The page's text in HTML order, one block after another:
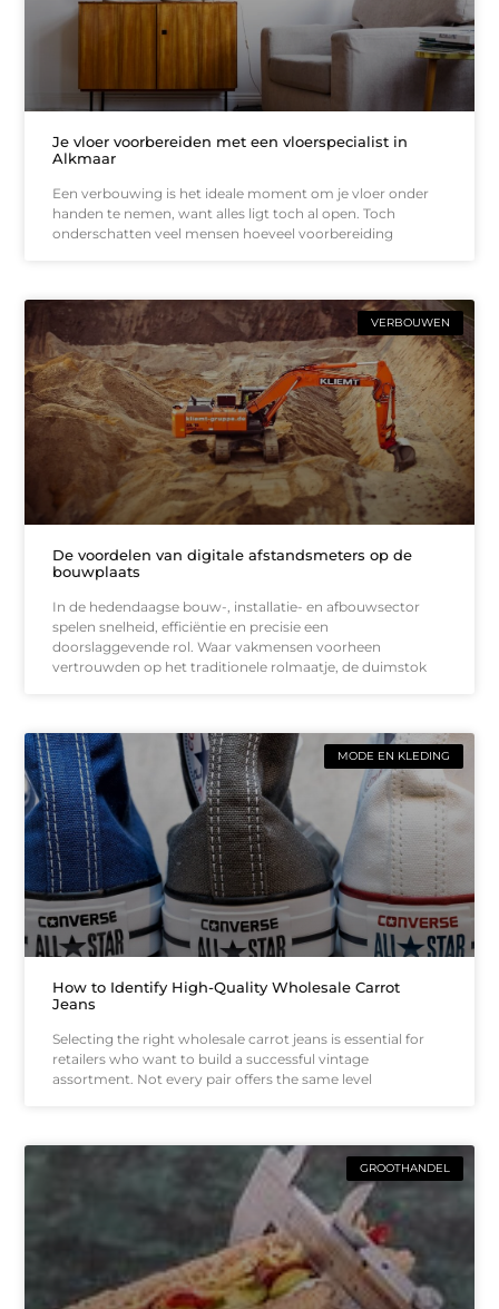
Je vloer voorbereiden met een vloerspecialist in
Alkmaar
Een verbouwing is het ideale moment om je vloer onder
handen te nemen, want alles ligt toch al open. Toch
onderschatten veel mensen hoeveel voorbereiding
VERBOUWEN
De voordelen van digitale afstandsmeters op de
bouwplaats
In de hedendaagse bouw-, installatie- en afbouwsector
spelen snelheid, efficiëntie en precisie een
doorslaggevende rol. Waar vakmensen voorheen
vertrouwden op het traditionele rolmaatje, de duimstok
MODE EN KLEDING
How to Identify High-Quality Wholesale Carrot
Jeans
Selecting the right wholesale carrot jeans is essential for
retailers who want to build a successful vintage
assortment. Not every pair offers the same level
GROOTHANDEL